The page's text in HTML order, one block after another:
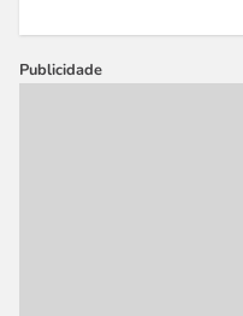
Publicidade